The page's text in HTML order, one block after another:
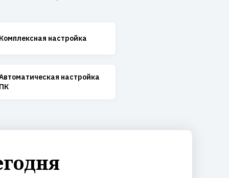
настройка
настройка